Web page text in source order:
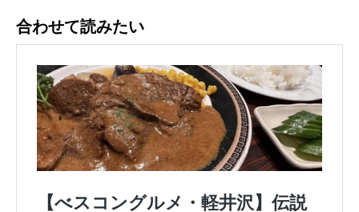
合わせて読みたい